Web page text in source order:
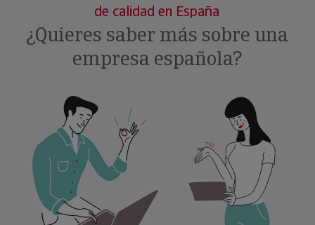
de calidad en España
¿Quieres saber más sobre una
empresa española?